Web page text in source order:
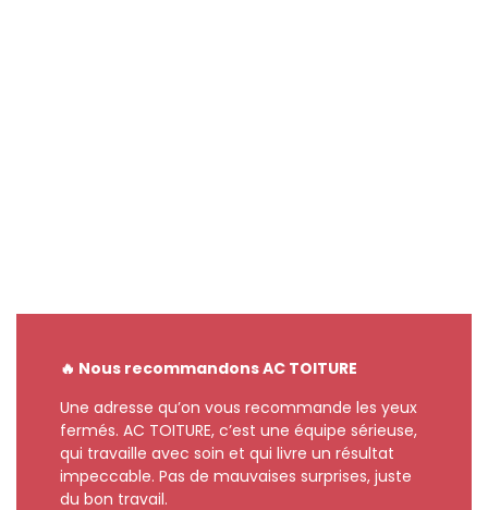
🔥 Nous recommandons AC TOITURE
Une adresse qu’on vous recommande les yeux
fermés. AC TOITURE, c’est une équipe sérieuse,
qui travaille avec soin et qui livre un résultat
impeccable. Pas de mauvaises surprises, juste
du bon travail.